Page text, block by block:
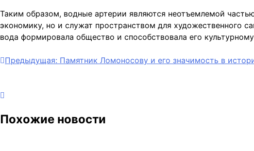
Таким образом, водные артерии являются неотъемлемой
экономику, но и служат пространством для художественного
вода формировала общество и способствовала его
Навигация
записям
Предыдущая: Памятник Ломоносову и его значимость в
Похожие новости